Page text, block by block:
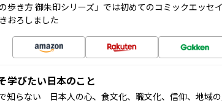
歩き方 御朱印シリーズ」では初めてのコミックエッセ
おろしました
びたい日本のこと
知らない 日本人の心、食文化、職文化、信仰、地域